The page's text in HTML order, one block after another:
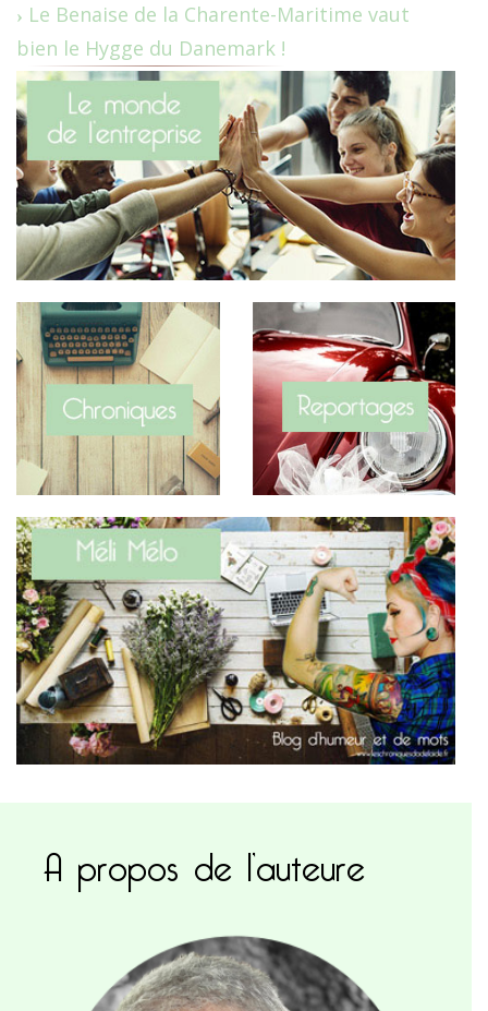
Le Benaise de la Charente-Maritime vaut
bien le Hygge du Danemark !
A propos de l’auteure